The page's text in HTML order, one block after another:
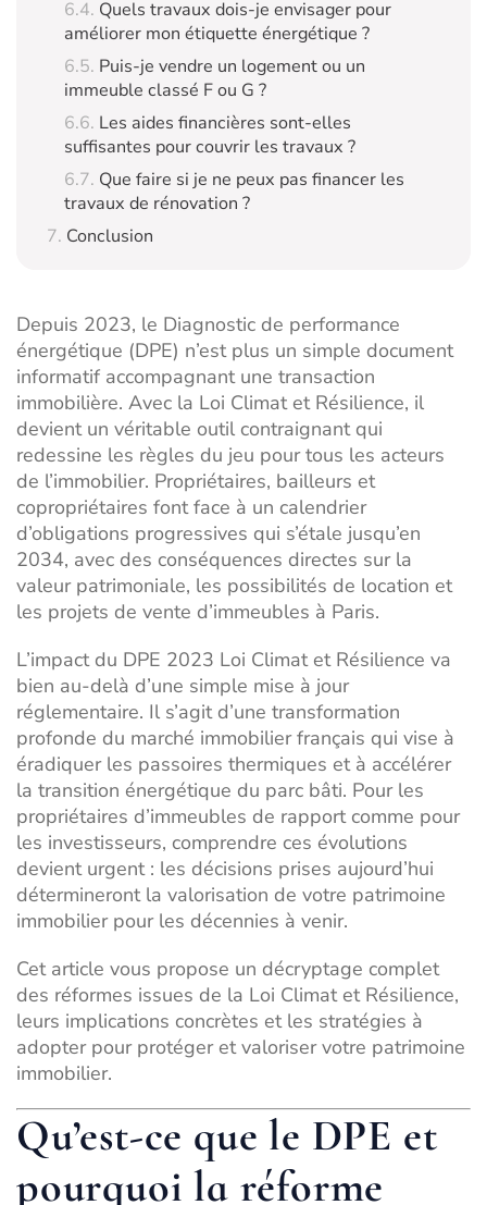
Quels travaux dois-je envisager pour
améliorer mon étiquette énergétique ?
Puis-je vendre un logement ou un
immeuble classé F ou G ?
Les aides financières sont-elles
suffisantes pour couvrir les travaux ?
Que faire si je ne peux pas financer les
travaux de rénovation ?
Conclusion
Depuis 2023, le Diagnostic de performance
énergétique (DPE) n’est plus un simple document
informatif accompagnant une transaction
immobilière. Avec la Loi Climat et Résilience, il
devient un véritable outil contraignant qui
redessine les règles du jeu pour tous les acteurs
de l’immobilier. Propriétaires, bailleurs et
copropriétaires font face à un calendrier
d’obligations progressives qui s’étale jusqu’en
2034, avec des conséquences directes sur la
valeur patrimoniale, les possibilités de location et
les projets de vente d’immeubles à Paris.
L’impact du DPE 2023 Loi Climat et Résilience va
bien au-delà d’une simple mise à jour
réglementaire. Il s’agit d’une transformation
profonde du marché immobilier français qui vise à
éradiquer les passoires thermiques et à accélérer
la transition énergétique du parc bâti. Pour les
propriétaires d’immeubles de rapport comme pour
les investisseurs, comprendre ces évolutions
devient urgent : les décisions prises aujourd’hui
détermineront la valorisation de votre patrimoine
immobilier pour les décennies à venir.
Cet article vous propose un décryptage complet
des réformes issues de la Loi Climat et Résilience,
leurs implications concrètes et les stratégies à
adopter pour protéger et valoriser votre patrimoine
immobilier.
Qu’est-ce que le DPE et
pourquoi la réforme